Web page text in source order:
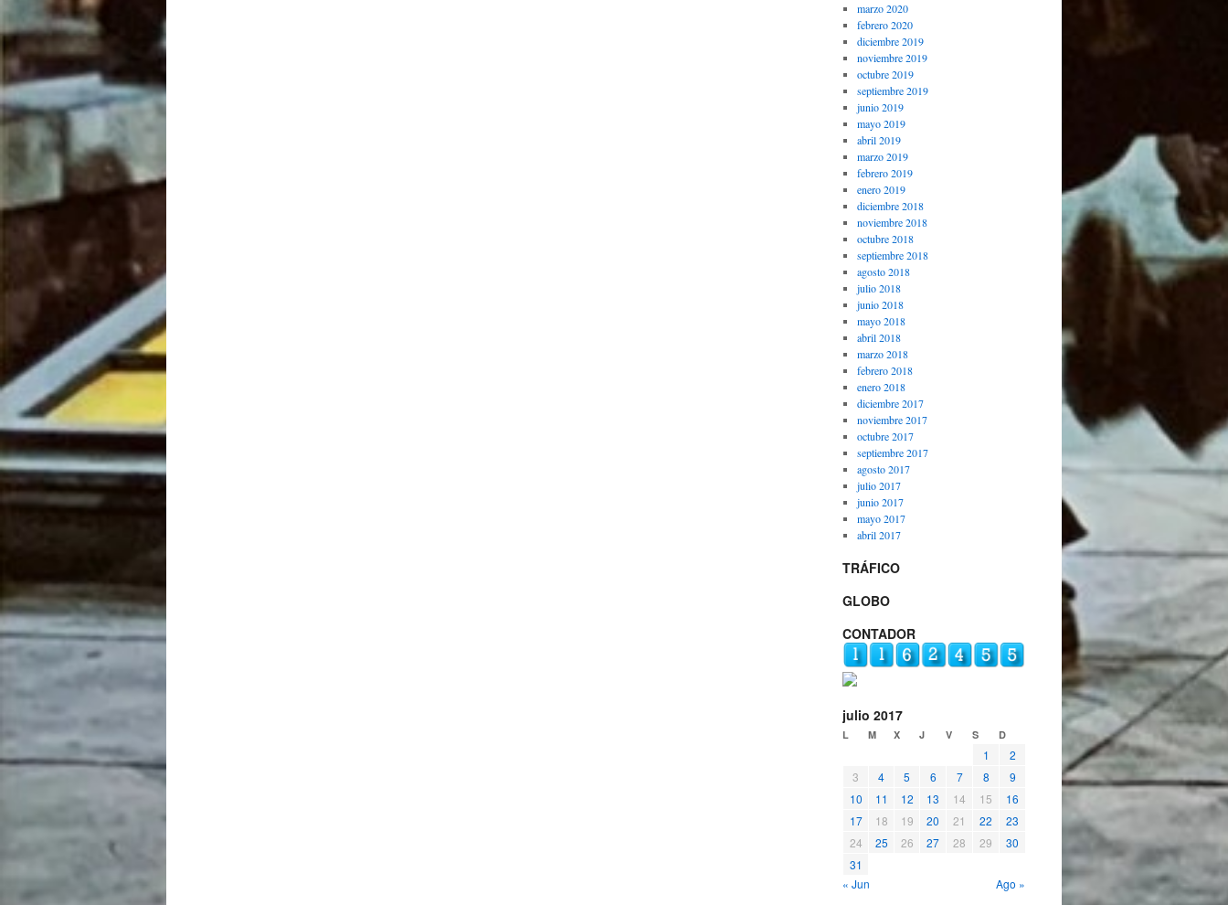
marzo 2020
febrero 2020
diciembre 2019
noviembre 2019
octubre 2019
septiembre 2019
junio 2019
mayo 2019
abril 2019
marzo 2019
febrero 2019
enero 2019
diciembre 2018
noviembre 2018
octubre 2018
septiembre 2018
agosto 2018
julio 2018
junio 2018
mayo 2018
abril 2018
marzo 2018
febrero 2018
enero 2018
diciembre 2017
noviembre 2017
octubre 2017
septiembre 2017
agosto 2017
julio 2017
junio 2017
mayo 2017
abril 2017
TRÁFICO
GLOBO
CONTADOR
julio 2017
L M X J V S D
1
2
3
4 5 6 7 8
9
10
11 12 13 14 15
16
17
18 19 20 21 22
23
24
25 26 27 28 29
30
31
« Jun
Ago »